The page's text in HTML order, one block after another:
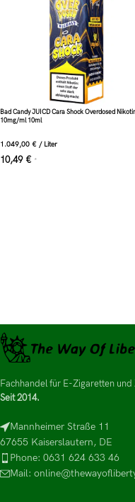
Bad Candy JUICD Cara Shock Overdosed
10mg/ml 10ml
1.049,00 € / Liter
10,49 € *
Fachhandel für E-Zigaretten und
Seit 2014.
Mannheimer Straße 11
67655 Kaiserslautern, DE
Phone: 0631 624 633 46
Mail: